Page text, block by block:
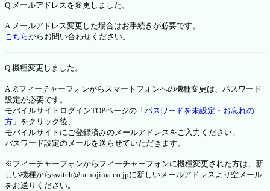
Q.メールアドレスを変更しました。
A.メールアドレス変更した場合はお手続きが必要です。
こちらからお問い合わせください。
Q.機種変更しました。
A.※フィーチャーフォンからスマートフォンへの機種変更は、パスワード
設定が必要です。
モバイルサイトログインTOPページの「 パスワードを未設定・お忘れの
方 」をクリック後、
モバイルサイトにご登録済みのメールアドレスをご入力ください。
パスワード設定のメールを送らせていただきます。
※フィーチャーフォンからフィーチャーフォンに機種変更された方は、新
しい機種からswitch@m.nojima.co.jpに新しいメールアドレスより空メール
をお送りください。